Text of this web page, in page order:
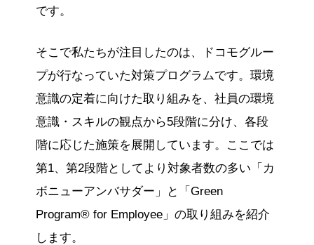
です。
そこで私たちが注目したのは、ドコモグルー
プが行なっていた対策プログラムです。環境
意識の定着に向けた取り組みを、社員の環境
意識・スキルの観点から5段階に分け、各段
階に応じた施策を展開しています。ここでは
第1、第2段階としてより対象者数の多い「カ
ボニューアンバサダー」と「Green
Program® for Employee」の取り組みを紹介
します。